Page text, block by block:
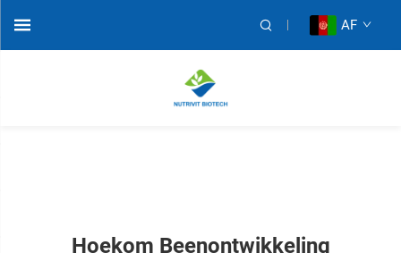
AF
Hoekom Beenontwikkeling